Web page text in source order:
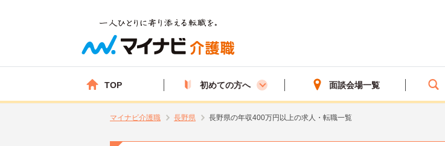
TOP 初めての方へ 面談会場一覧
マイナビ介護職 長野県 長野県の年収400万円以上の求人・転職一覧